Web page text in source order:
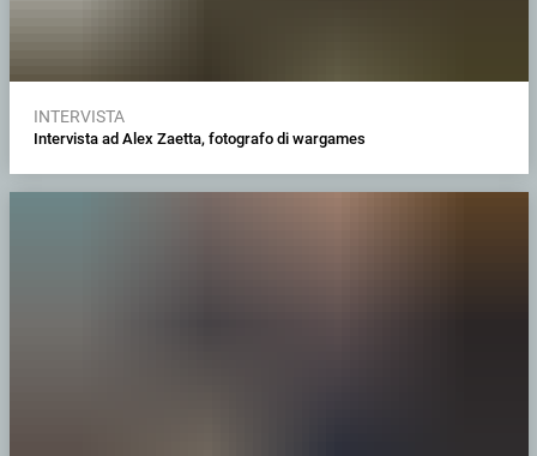
INTERVISTA
Intervista ad Alex Zaetta, fotografo di wargames